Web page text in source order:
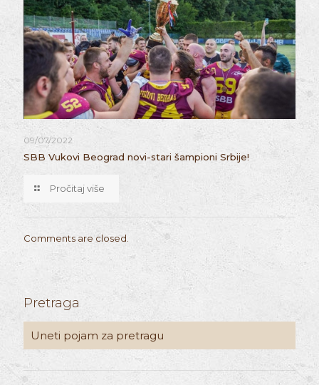
09/07/2022
SBB Vukovi Beograd novi-stari šampioni Srbije!
Pročitaj više
Comments are closed.
Pretraga